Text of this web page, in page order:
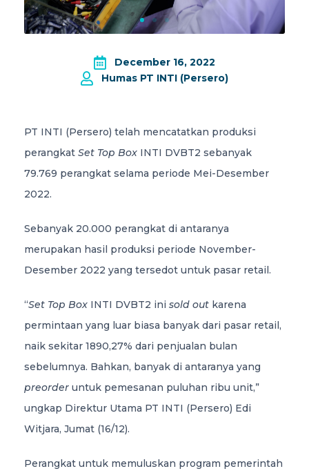
December 16, 2022
Humas PT INTI (Persero)
PT INTI (Persero) telah mencatatkan produksi
perangkat Set Top Box INTI DVBT2 sebanyak
79.769 perangkat selama periode Mei-Desember
2022.
Sebanyak 20.000 perangkat di antaranya
merupakan hasil produksi periode November-
Desember 2022 yang tersedot untuk pasar retail.
“Set Top Box INTI DVBT2 ini sold out karena
permintaan yang luar biasa banyak dari pasar retail,
naik sekitar 1890,27% dari penjualan bulan
sebelumnya. Bahkan, banyak di antaranya yang
preorder untuk pemesanan puluhan ribu unit,”
ungkap Direktur Utama PT INTI (Persero) Edi
Witjara, Jumat (16/12).
Perangkat untuk memuluskan program pemerintah